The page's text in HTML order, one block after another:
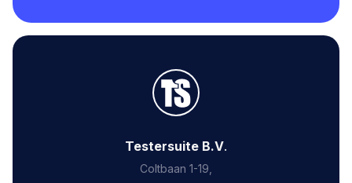
Testersuite B.V.
Coltbaan 1-19,